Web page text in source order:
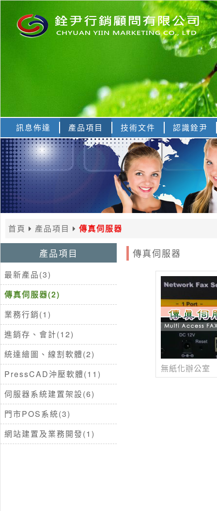
訊息佈達 產品項目 技術文件 認識銓尹
首頁 產品項目 傳真伺服器
產品項目
最新產品(3)
傳真伺服器(2)
業務行銷(1)
進銷存、會計(12)
統達繪圖、線割軟體(2)
PressCAD沖壓軟體(11)
伺服器系統建置架設(6)
門市POS系統(3)
網站建置及業務開發(1)
傳真伺服器
無紙化辦公室